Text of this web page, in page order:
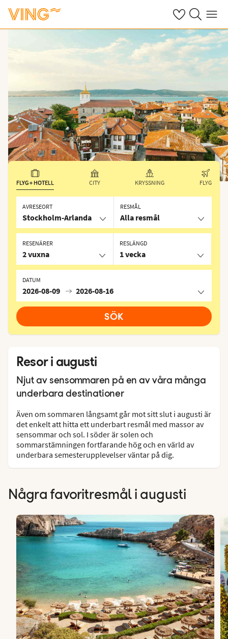
Se dinaSök på ving.se
Meny
FLYG + HOTELL CITY KRYSSNING FLYG
AVRESEORT
Stockholm-Arlanda
RESMÅL
Alla resmål
RESLÄNGD
1 vecka
DATUM
2026-08-09 2026-08-16
RESENÄRER
2 vuxna
SÖK
Resor i augusti
Njut av sensommaren på en av våra många
underbara destinationer
Även om sommaren långsamt går mot sitt slut i augusti är
det enkelt att hitta ett underbart resmål med massor av
sensommar och sol. I söder är solen och
sommarstämningen fortfarande hög och en värld av
underbara semesterupplevelser väntar på dig.
Några favoritresmål i augusti